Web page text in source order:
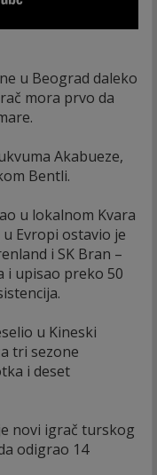
u Beograd daleko
mora prvo da
Akabueze,
Bentli.
u lokalnom Kvara
Evropi ostavio je
i SK Bran –
i upisao preko 50
u Kineski
tri sezone
i deset
novi igrač turskog
odigrao 14